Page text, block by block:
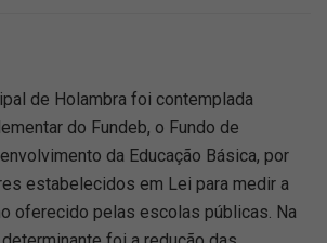
de Holambra foi contemplada
do Fundeb, o Fundo de
da Educação Básica, por
estabelecidos em Lei para medir a
oferecido pelas escolas públicas. Na